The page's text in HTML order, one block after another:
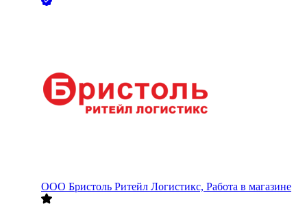
ООО Бристоль Ритейл Логистикс, Работа в магазине